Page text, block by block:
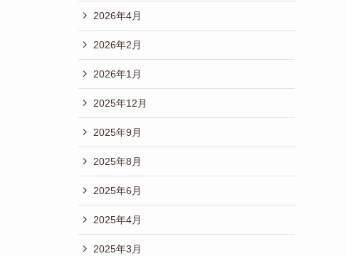
2026年4月
2026年2月
2026年1月
2025年12月
2025年9月
2025年8月
2025年6月
2025年4月
2025年3月